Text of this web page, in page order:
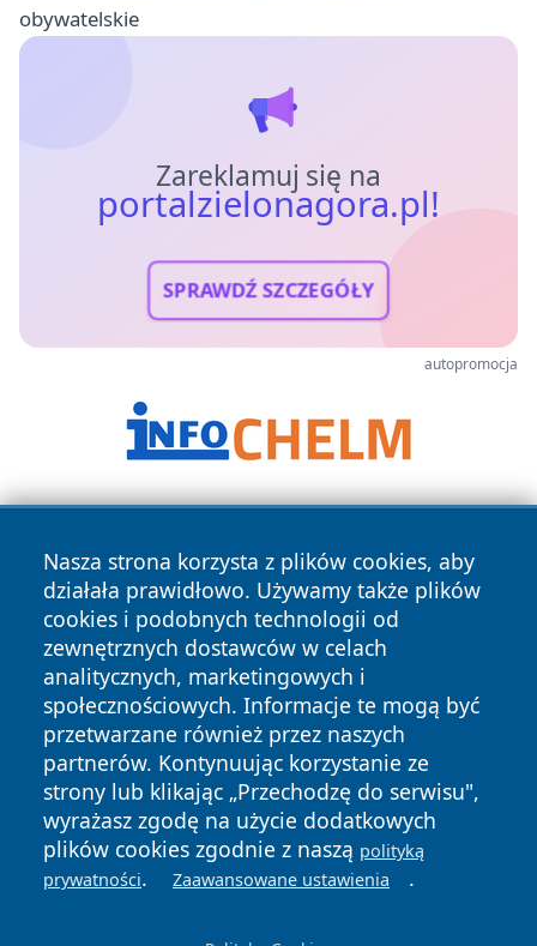
obywatelskie
Zareklamuj się na
portalzielonagora.pl!
SPRAWDŹ SZCZEGÓŁY
autopromocja
Nasza strona korzysta z plików cookies, aby
działała prawidłowo. Używamy także plików
cookies i podobnych technologii od
zewnętrznych dostawców w celach
analitycznych, marketingowych i
społecznościowych. Informacje te mogą być
przetwarzane również przez naszych
partnerów. Kontynuując korzystanie ze
strony lub klikając „Przechodzę do serwisu",
wyrażasz zgodę na użycie dodatkowych
plików cookies zgodnie z naszą polityką
prywatności. Zaawansowane ustawienia .
Copyright © 2026 portalzielonagora.pl Wszystkie prawa
zastrzeżone.
News Autorzy
Polityka
Prywatności
Polityka
Cookies